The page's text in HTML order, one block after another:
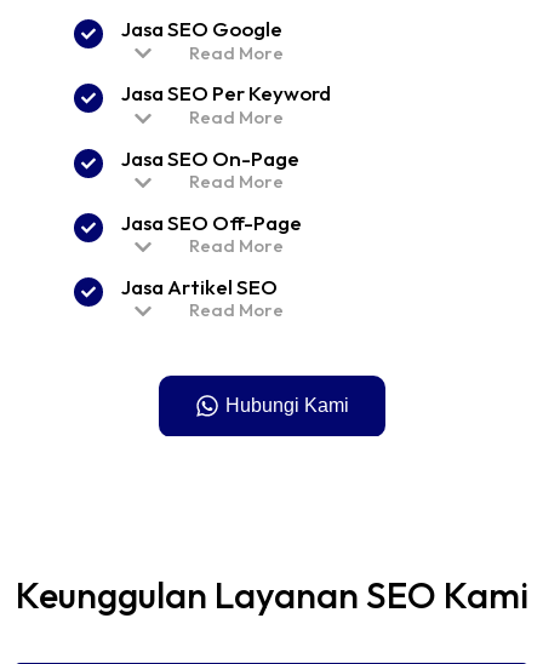
Jasa SEO Google
Read More
Jasa SEO Per Keyword
Read More
Jasa SEO On-Page
Read More
Jasa SEO Off-Page
Read More
Jasa Artikel SEO
Read More
Hubungi Kami
Keunggulan Layanan SEO Kami